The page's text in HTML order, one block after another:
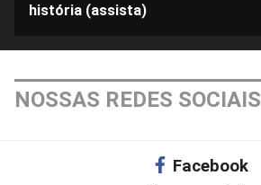
história (assista)
NOSSAS REDES SOCIAIS
Facebook